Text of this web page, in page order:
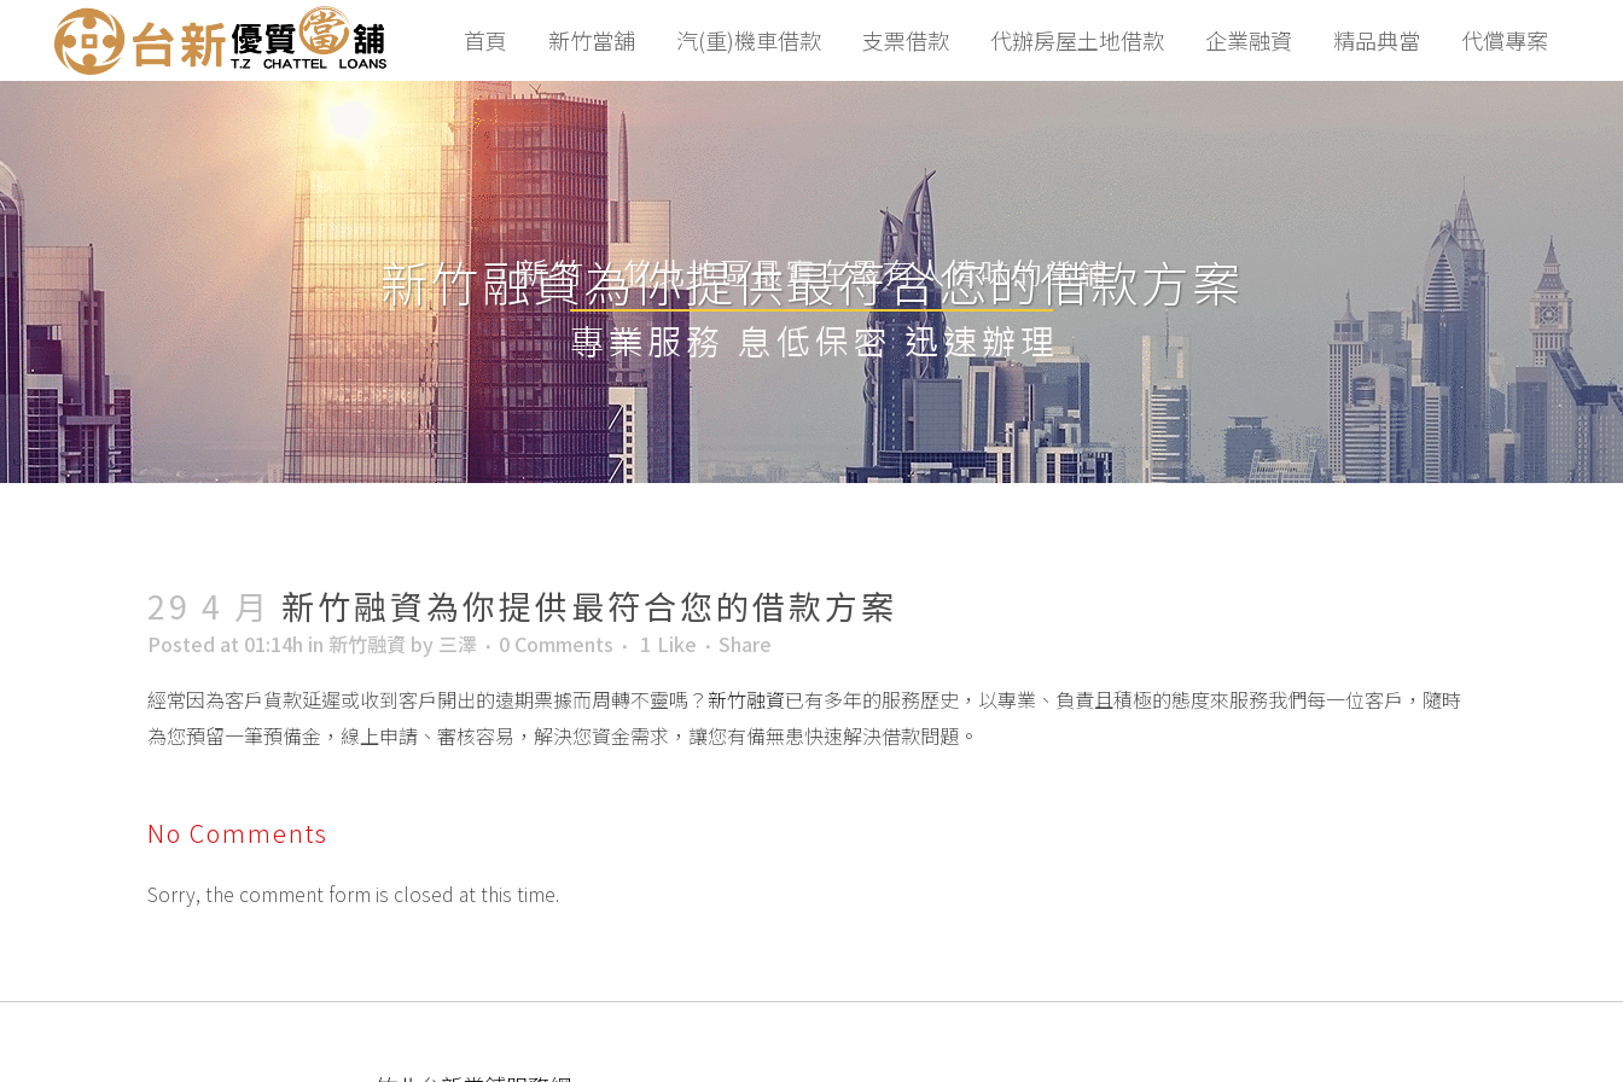
首頁 新竹當舖 汽(重)機車借款 支票借款 代辦房屋土地借款 企業融資 精品典當 代償專案
新竹融資為你提供最符合您的借款方案
29 4 月 新竹融資為你提供最符合您的借款方案
Posted at 01:14h in 新竹融資 by 三澤 0 Comments 1 Like
Share
經常因為客戶貨款延遲或收到客戶開出的遠期票據而周轉不靈嗎？新竹融資已有多年的服務歷史，以專業、負責且積極的態度來服務我們每一位客戶，隨時
為您預留一筆預備金，線上申請、審核容易，解決您資金需求，讓您有備無患快速解決借款問題。
No Comments
Sorry, the comment form is closed at this time.